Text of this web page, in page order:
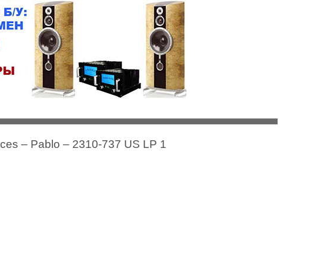
– Pablo – 2310-737 US LP 1